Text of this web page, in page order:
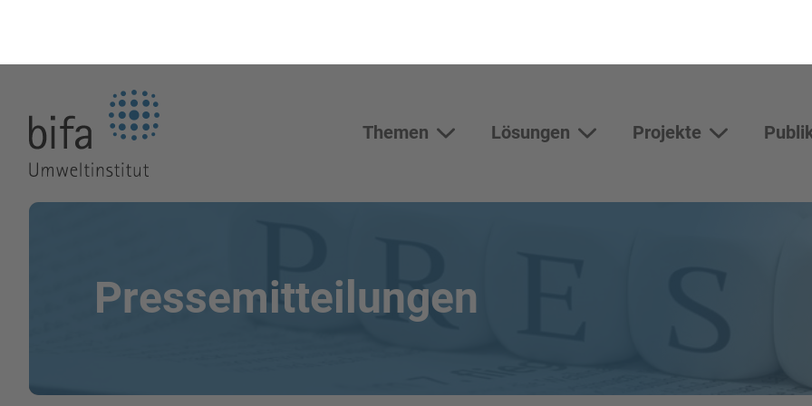
Themen
Themen Lösungen
Lösungen Unterseiten
Projekte
Pressemitteilungen